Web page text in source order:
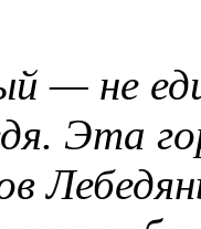
— не
Эта